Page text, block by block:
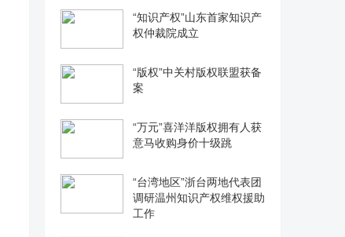
“知识产权”山东首家知识产
权仲裁院成立
“版权”中关村版权联盟获备
案
“万元”喜洋洋版权拥有人获
意马收购身价十级跳
“台湾地区”浙台两地代表团
调研温州知识产权维权援助
工作